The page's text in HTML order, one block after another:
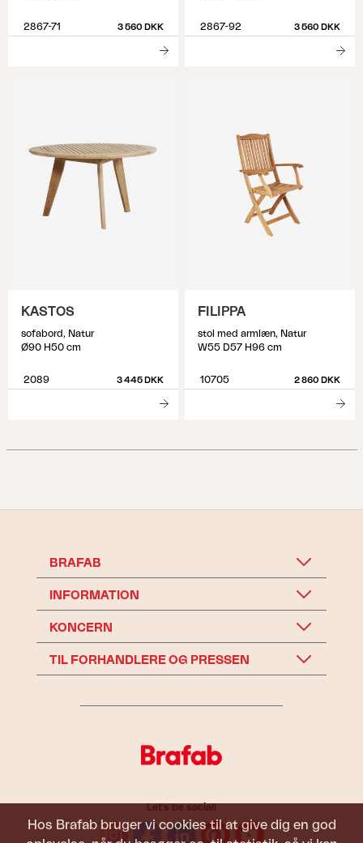
Hos Brafab bruger vi cookies til at give dig en god
2867-71 3 560 DKK 2867-92 3 560 DKK
KASTOS
sofabord, Natur
Ø90 H50 cm
2089 3 445 DKK
FILIPPA
stol med armlæn, Natur
W55 D57 H96 cm
10705 2 860 DKK
BRAFAB
INFORMATION
KONCERN
TIL FORHANDLERE OG PRESSEN
Let's be social!